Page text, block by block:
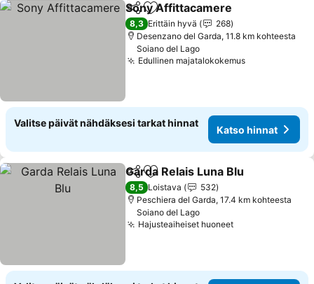
Jaa Lisää suosikkeihin
Sony Affittacamere
8,3 Erittäin hyvä
268
Desenzano del Garda, 11.8 km kohteesta
Soiano del Lago
Edullinen majatalokokemusKatso hinnat
Valitse päivät nähdäksesi tarkat hinnat
Katso hinnat
Jaa Lisää suosikkeihin
Garda Relais Luna Blu
8,5 Loistava
532
Peschiera del Garda, 17.4 km kohteesta
Soiano del Lago
Hajusteaiheiset huoneetKatso hinnat